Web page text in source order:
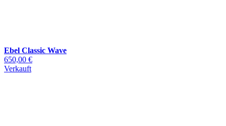
Ebel Classic Wave
650,00 €
Verkauft